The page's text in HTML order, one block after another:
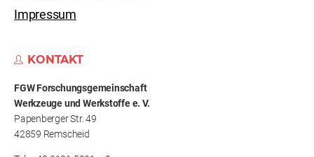
Impressum
KONTAKT
FGW Forschungs­gemeinschaft
Werkzeuge und Werkstoffe e. V.
Papenberger Str. 49
42859 Remscheid